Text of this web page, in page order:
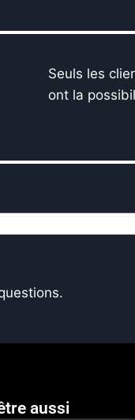
Seuls les
ont la
aussi